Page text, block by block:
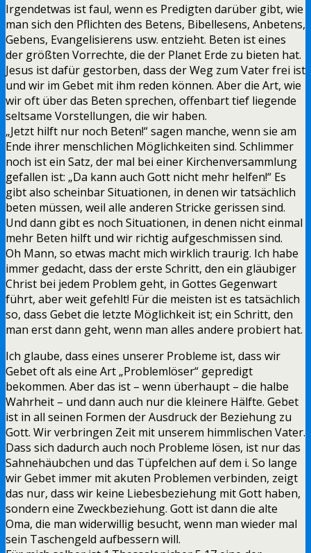
Irgendetwas ist faul, wenn es Predigten darüber gibt, wie
man sich den Pflichten des Betens, Bibellesens, Anbetens,
Gebens, Evangelisierens usw. entzieht. Beten ist eines
der größten Vorrechte, die der Planet Erde zu bieten hat.
Jesus ist dafür gestorben, dass der Weg zum Vater frei ist
und wir im Gebet mit ihm reden können. Aber die Art, wie
wir oft über das Beten sprechen, offenbart tief liegende
seltsame Vorstellungen, die wir haben.
„Jetzt hilft nur noch Beten!“ sagen manche, wenn sie am
Ende ihrer menschlichen Möglichkeiten sind. Schlimmer
noch ist ein Satz, der mal bei einer Kirchenversammlung
gefallen ist: „Da kann auch Gott nicht mehr helfen!“ Es
gibt also scheinbar Situationen, in denen wir tatsächlich
beten müssen, weil alle anderen Stricke gerissen sind.
Und dann gibt es noch Situationen, in denen nicht einmal
mehr Beten hilft und wir richtig aufgeschmissen sind.
Oh Mann, so etwas macht mich wirklich traurig. Ich habe
immer gedacht, dass der erste Schritt, den ein gläubiger
Christ bei jedem Problem geht, in Gottes Gegenwart
führt, aber weit gefehlt! Für die meisten ist es tatsächlich
so, dass Gebet die letzte Möglichkeit ist; ein Schritt, den
man erst dann geht, wenn man alles andere probiert hat.
Ich glaube, dass eines unserer Probleme ist, dass wir
Gebet oft als eine Art „Problemlöser“ gepredigt
bekommen. Aber das ist – wenn überhaupt – die halbe
Wahrheit – und dann auch nur die kleinere Hälfte. Gebet
ist in all seinen Formen der Ausdruck der Beziehung zu
Gott. Wir verbringen Zeit mit unserem himmlischen Vater.
Dass sich dadurch auch noch Probleme lösen, ist nur das
Sahnehäubchen und das Tüpfelchen auf dem i. So lange
wir Gebet immer mit akuten Problemen verbinden, zeigt
das nur, dass wir keine Liebesbeziehung mit Gott haben,
sondern eine Zweckbeziehung. Gott ist dann die alte
Oma, die man widerwillig besucht, wenn man wieder mal
sein Taschengeld aufbessern will.